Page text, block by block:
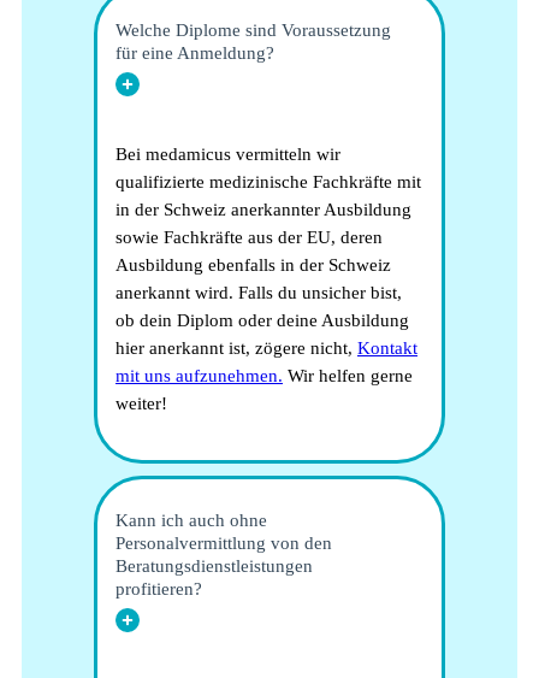
Welche Diplome sind Voraussetzung
für eine Anmeldung?
Bei medamicus vermitteln wir
qualifizierte medizinische Fachkräfte mit
in der Schweiz anerkannter Ausbildung
sowie Fachkräfte aus der EU, deren
Ausbildung ebenfalls in der Schweiz
anerkannt wird. Falls du unsicher bist,
ob dein Diplom oder deine Ausbildung
hier anerkannt ist, zögere nicht, Kontakt
mit uns aufzunehmen. Wir helfen gerne
weiter!
Kann ich auch ohne
Personalvermittlung von den
Beratungsdienstleistungen
profitieren?